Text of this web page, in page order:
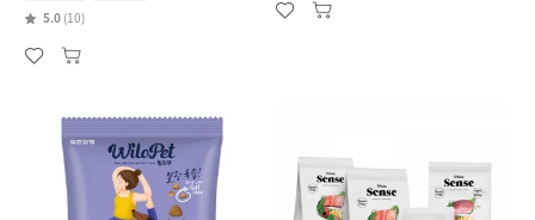
5.0 (10)